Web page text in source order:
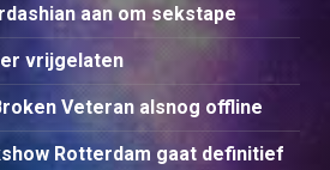
aan om sekstape
vrijgelaten
Veteran alsnog offline
Rotterdam gaat definitief